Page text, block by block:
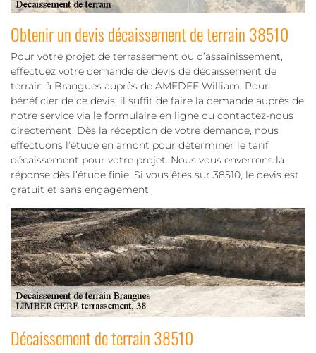
Obtenir un devis décaissement de terrain 38510
Pour votre projet de terrassement ou d’assainissement,
effectuez votre demande de devis de décaissement de
terrain à Brangues auprès de AMEDEE William. Pour
bénéficier de ce devis, il suffit de faire la demande auprès de
notre service via le formulaire en ligne ou contactez-nous
directement. Dès la réception de votre demande, nous
effectuons l’étude en amont pour déterminer le tarif
décaissement pour votre projet. Nous vous enverrons la
réponse dès l’étude finie. Si vous êtes sur 38510, le devis est
gratuit et sans engagement.
Décaissement de terrain 38510